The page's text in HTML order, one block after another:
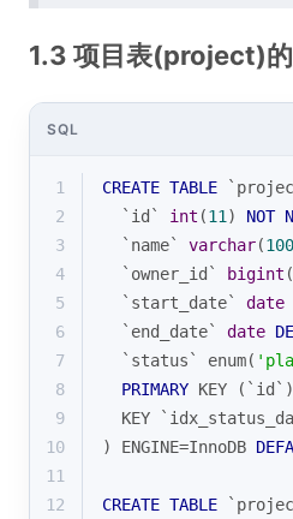
1.3 项目表(project)
SQL
1 CREATE TABLE
2
  `id`
int (11 ) NOT
3
  `name`
varchar(100
4
  `owner_id`
bigint (
5
  `start_date`
date
6
  `end_date`
date
7
  `status` enum(
8
PRIMARY KEY
9
KEY
10
) ENGINE=InnoDB
11
12
CREATE TABLE